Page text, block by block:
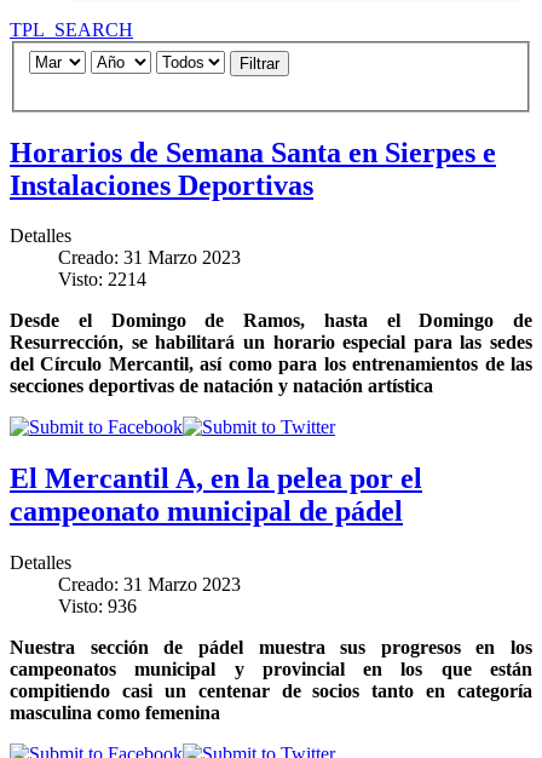
TPL_SEARCH
Filtrar
Horarios de Semana Santa en Sierpes e
Instalaciones Deportivas
Detalles
Creado: 31 Marzo 2023
Visto: 2214
Desde el Domingo de Ramos, hasta el Domingo de
Resurrección, se habilitará un horario especial para las sedes
del Círculo Mercantil, así como para los entrenamientos de las
secciones deportivas de natación y natación artística
El Mercantil A, en la pelea por el
campeonato municipal de pádel
Detalles
Creado: 31 Marzo 2023
Visto: 936
Nuestra sección de pádel muestra sus progresos en los
campeonatos municipal y provincial en los que están
compitiendo casi un centenar de socios tanto en categoría
masculina como femenina